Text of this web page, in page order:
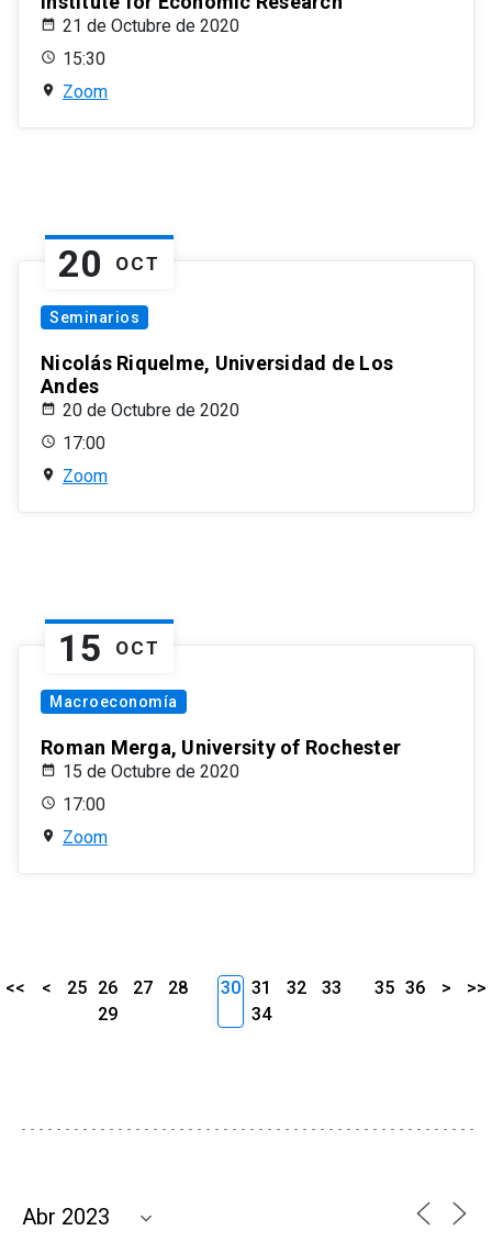
21 de Octubre de 2020
15:30
Zoom
20 OCT
Seminarios
Nicolás Riquelme, Universidad de Los
Andes
20 de Octubre de 2020
17:00
Zoom
15 OCT
Macroeconomía
Roman Merga, University of Rochester
15 de Octubre de 2020
17:00
Zoom
<< < 25 26 27
28
29
30 31 32
33
34
35 36 > >>